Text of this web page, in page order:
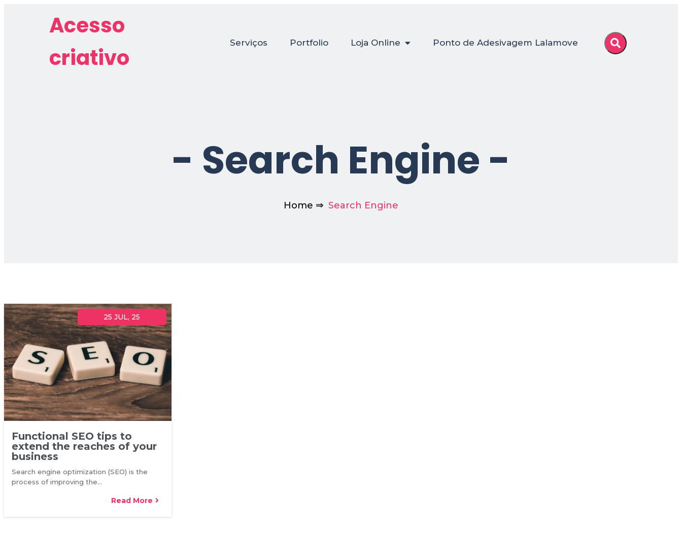
Acesso
criativo
Serviços Portfolio Loja Online Ponto de Adesivagem Lalamove
- Search Engine -
Home ⇒ Search Engine
Functional SEO tips to
extend the reaches of your
business
25 JUL, 25
Search engine optimization (SEO) is the
process of improving the…
Read More